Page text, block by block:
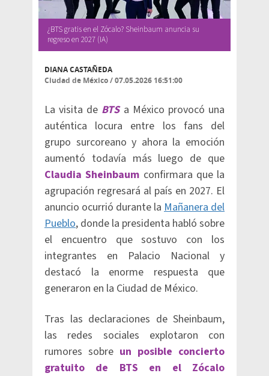
¿BTS gratis en el Zócalo? Sheinbaum anuncia su
regreso en 2027 (IA)
DIANA CASTAÑEDA
Ciudad de México/07.05.2026 16:51:00
La visita de BTS a México provocó una
auténtica locura entre los fans del
grupo surcoreano y ahora la emoción
aumentó todavía más luego de que
Claudia Sheinbaum confirmara que la
agrupación regresará al país en 2027. El
anuncio ocurrió durante la Mañanera del
Pueblo, donde la presidenta habló sobre
el encuentro que sostuvo con los
integrantes en Palacio Nacional y
destacó la enorme respuesta que
generaron en la Ciudad de México.
Tras las declaraciones de Sheinbaum,
las redes sociales explotaron con
rumores sobre un posible concierto
gratuito de BTS en el Zócalo